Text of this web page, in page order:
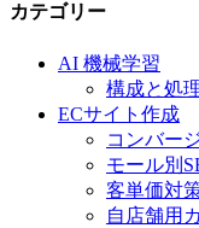
カテゴリー
AI 機械学習
構成と処
ECサイト作成
コンバー
モール別
客単価対
自店舗用